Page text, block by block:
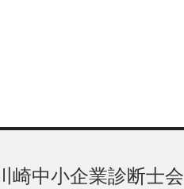
崎中小企業診断士会